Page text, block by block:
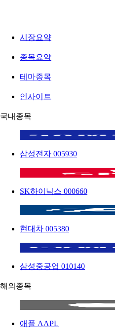
시장요약
종목요약
테마종목
인사이트
국내종목
삼성전자 005930
SK하이닉스 000660
현대차 005380
삼성중공업 010140
해외종목
애플 AAPL